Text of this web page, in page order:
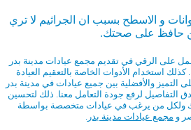
و الاسطح بسبب ان الجراثيم لا تري
حافظ على صحتك.
على الرقي في تقديم مجمع عيادات مدينة بدر
كذلك استخدام الأدوات الخاصة بالتعقيم العيادة
التميز والأفضلية بين جميع عيادات في مدينة بدر
التفاصيل لرفع جودة التعامل معنا. ذلك لتحسين
ولكل من يرغب في عيادات متخصصة بواسطة
و مجمع عيادات مدينة بدر